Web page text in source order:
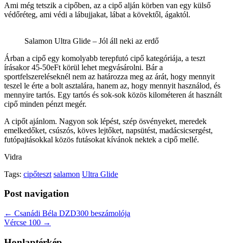
Ami még tetszik a cipőben, az a cipő alján körben van egy külső
védőréteg, ami védi a lábujjakat, lábat a kövektől, ágaktól.
Salamon Ultra Glide – Jól áll neki az erdő
Árban a cipő egy komolyabb terepfutó cipő kategóriája, a teszt
írásakor 45-50eFt körül lehet megvásárolni. Bár a
sportfelszereléseknél nem az határozza meg az árát, hogy mennyit
teszel le érte a bolt asztalára, hanem az, hogy mennyit használod, és
mennyire tartós. Egy tartós és sok-sok közös kilométeren át használt
cipő minden pénzt megér.
A cipőt ajánlom. Nagyon sok lépést, szép ösvényeket, meredek
emelkedőket, csúszós, köves lejtőket, napsütést, madácsicsergést,
futópajtásokkal közös futásokat kívánok nektek a cipő mellé.
Vidra
Tags: cipőteszt salamon Ultra Glide
Post navigation
← Csanádi Béla DZD300 beszámolója
Vércse 100 →